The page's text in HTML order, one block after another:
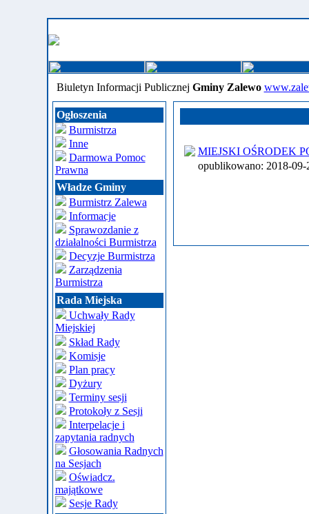
Biuletyn Informacji Publicznej Gminy Zalewo
Ogłoszenia
Burmistrza
Inne
Darmowa Pomoc
Prawna
Władze Gminy
Burmistrz Zalewa
Informacje
Sprawozdanie z
działalności Burmistrza
Decyzje Burmistrza
Zarządzenia
Burmistrza
Rada Miejska
Uchwały Rady
Miejskiej
Skład Rady
Komisje
Plan pracy
Dyżury
Terminy sesji
Protokoły z Sesji
Interpelacje i
zapytania radnych
Głosowania Radnych
na Sesjach
Oświadcz.
majątkowe
Sesje Rady
MIEJSKI OŚRODEK
opublikowano: 2018-